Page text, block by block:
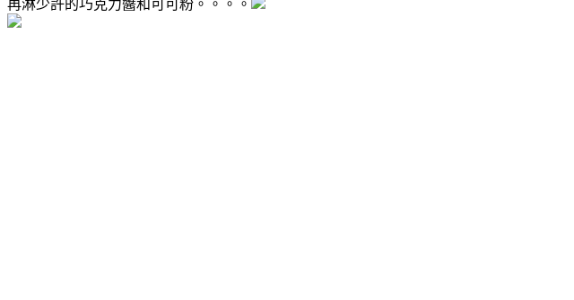
再淋少許的巧克力醬和可可粉。。。。